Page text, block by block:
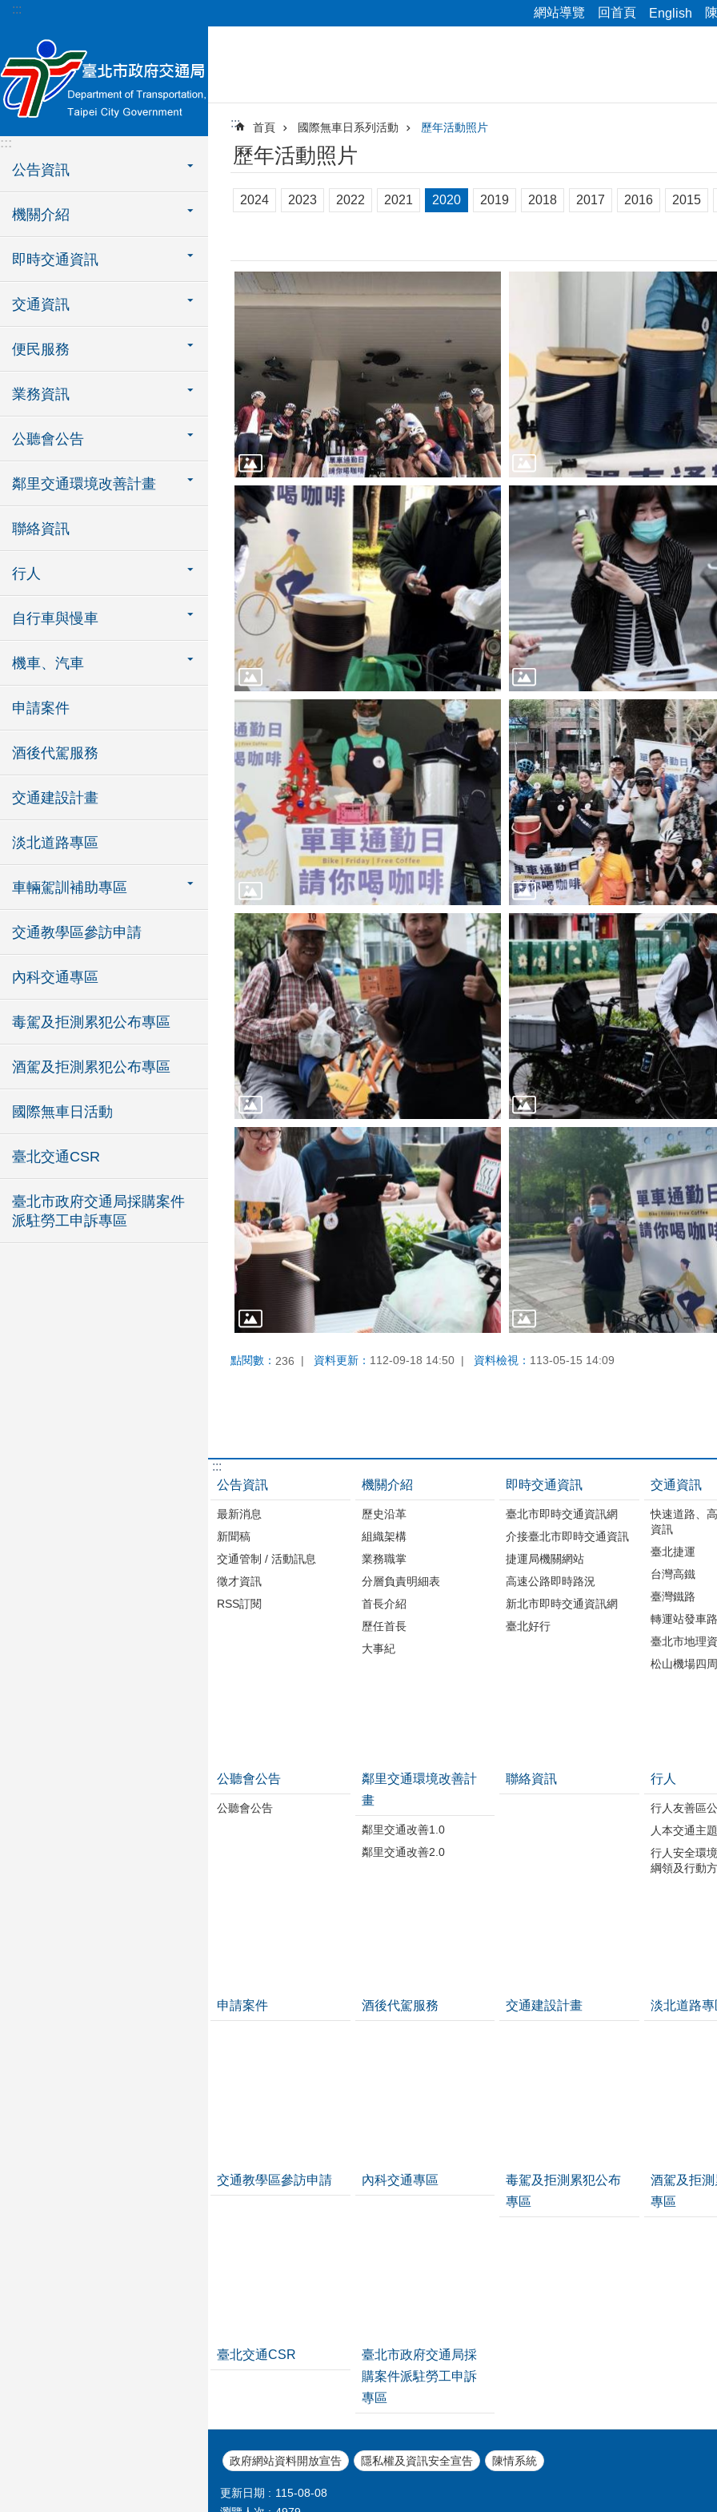
跳到主要內容區塊
::: 網站導覽 回首頁 English
:::
公告資訊
機關介紹
即時交通資訊
交通資訊
便民服務
業務資訊
公聽會公告
鄰里交通環境改善計畫
聯絡資訊
行人
自行車與慢車
機車、汽車
申請案件
酒後代駕服務
交通建設計畫
淡北道路專區
車輛駕訓補助專區
交通教學區參訪申請
內科交通專區
毒駕及拒測累犯公布專區
酒駕及拒測累犯公布專區
國際無車日活動
臺北交通CSR
臺北市政府交通局採購案件
派駐勞工申訴專區
::: 首頁 國際無車日系列活動 歷年活動照片
歷年活動照片
2024 2023 2022 2021 2020 2019 2018 2017 2016 2015
點閱數： 236 資料更新： 112-09-18 14:50 資料檢視： 113-05-15 14:09
:::
公告資訊
最新消息
新聞稿
交通管制 / 活動訊息
徵才資訊
RSS訂閱
機關介紹
歷史沿革
組織架構
業務職掌
分層負責明細表
首長介紹
歷任首長
大事紀
即時交通資訊
臺北市即時交通資訊網
介接臺北市即時交通資訊
捷運局機關網站
高速公路即時路況
新北市即時交通資訊網
臺北好行
交通資訊
快速道路、
資訊
臺北捷運
台灣高鐵
臺灣鐵路
轉運站發車
臺北市地理
松山機場四
公聽會公告
公聽會公告
鄰里交通環境改善計
畫
鄰里交通改善1.0
鄰里交通改善2.0
聯絡資訊 行人
行人友善區
人本交通主
行人安全環
綱領及行動
申請案件 酒後代駕服務 交通建設計畫 淡北道路專
交通教學區參訪申請 內科交通專區
毒駕及拒測累犯公布
專區
酒駕及拒
專區
臺北交通CSR
臺北市政府交通局採
購案件派駐勞工申訴
專區
政府網站資料開放宣告 隱私權及資訊安全宣告 陳情系統
更新日期
115-08-08